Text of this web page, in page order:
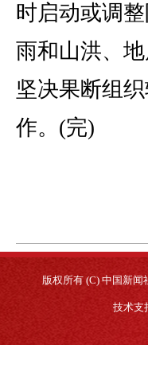
时启动或调
雨和山洪、
坚决果断组
作。(完)
版权所有 (C) 中国新
技术支